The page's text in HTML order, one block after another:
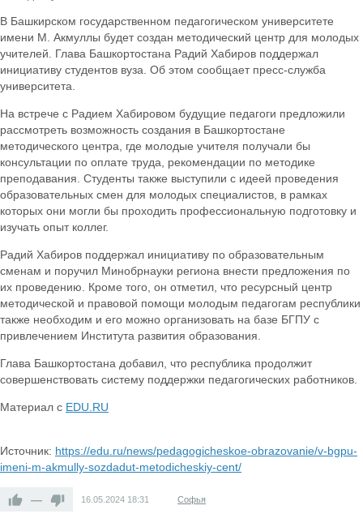
В Башкирском государственном педагогическом университете
имени М. Акмуллы будет создан методический центр для молодых
учителей. Глава Башкортостана Радий Хабиров поддержал
инициативу студентов вуза. Об этом сообщает пресс-служба
университета.
На встрече с Радием Хабировом будущие педагоги предложили
рассмотреть возможность создания в Башкортостане
методического центра, где молодые учителя получали бы
консультации по оплате труда, рекомендации по методике
преподавания. Студенты также выступили с идеей проведения
образовательных смен для молодых специалистов, в рамках
которых они могли бы проходить профессиональную подготовку и
изучать опыт коллег.
Радий Хабиров поддержал инициативу по образовательным
сменам и поручил Минобрнауки региона внести предложения по
их проведению. Кроме того, он отметил, что ресурсный центр
методической и правовой помощи молодым педагогам республики
также необходим и его можно организовать на базе БГПУ с
привлечением Института развития образования.
Глава Башкортостана добавил, что республика продолжит
совершенствовать систему поддержки педагогических работников.
Материал с EDU.RU
Источник: https://edu.ru/news/pedagogicheskoe-obrazovanie/v-bgpu-
imeni-m-akmully-sozdadut-metodicheskiy-cent/
— 16.05.2024 18:31 Софья